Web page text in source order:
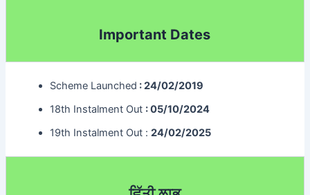
Important Dates
Scheme Launched : 24/02/2019
18th Instalment Out : 05/10/2024
19th Instalment Out : 24/02/2025